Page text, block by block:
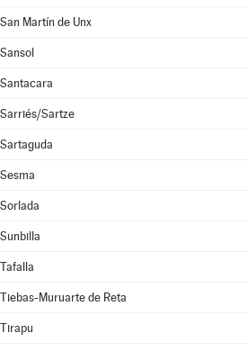
San Martín de Unx
Sansol
Santacara
Sarriés/Sartze
Sartaguda
Sesma
Sorlada
Sunbilla
Tafalla
Tiebas-Muruarte de Reta
Tirapu